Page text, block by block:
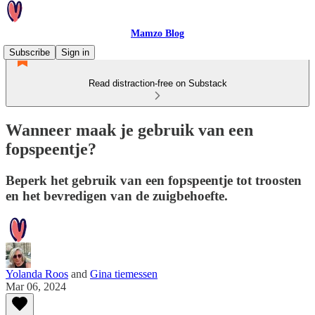
Mamzo Blog
Subscribe
Sign in
Read distraction-free on Substack
Wanneer maak je gebruik van een
fopspeentje?
Beperk het gebruik van een fopspeentje tot troosten
en het bevredigen van de zuigbehoefte.
Yolanda Roos and Gina tiemessen
Mar 06, 2024